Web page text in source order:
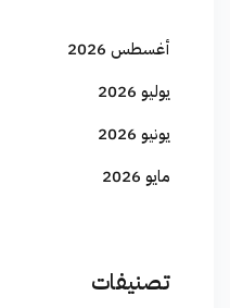
أغسطس 2026
يوليو 2026
يونيو 2026
مايو 2026
تصنيفات